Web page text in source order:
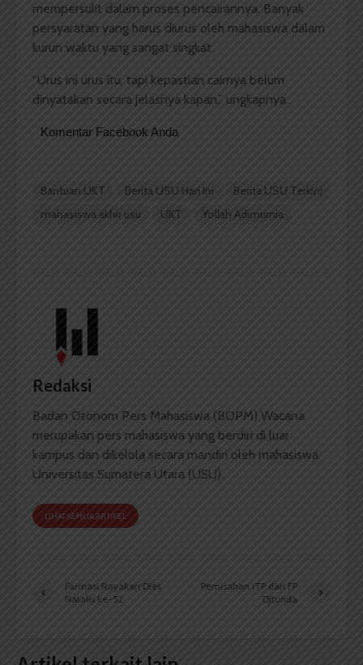
mempersulit dalam proses pencairannya. Banyak
persyaratan yang harus diurus oleh mahasiswa dalam
kurun waktu yang sangat singkat.
“Urus ini urus itu, tapi kepastian cairnya belum
dinyatakan secara jelasnya kapan,” ungkapnya.
Komentar Facebook Anda
Bantuan UKT Berita USU Hari Ini
Berita USU Terkini
mahasiswa akhir usu
UKT Yollah Adimurnia
Redaksi
Badan Otonom Pers Mahasiswa (BOPM) Wacana
merupakan pers mahasiswa yang berdiri di luar
kampus dan dikelola secara mandiri oleh mahasiswa
Universitas Sumatera Utara (USU).
LIHAT SEMUA ARTIKEL
Farmasi Rayakan Dies
Natalis ke-52
Pemisahan ITP dari FP
Ditunda